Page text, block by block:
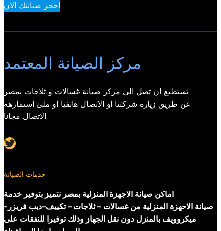
احجز صيانتك الان
مركز الصيانة المعتمد
تستطيع ان تصل الي مركز صيانة غسالات و ثلاجات بمصر
عن طريق زياره شركتنا او الاتصال هاتفيا او ملئ استمارهه
الاتصال مجانا
Twitter
خدمات الصيانة
اماكن صيانة الاجهزة المنزلية بمصر نتميز بتوفير خدمة
صيانة الاجهزة المنزلية من غسالات – ثلاجات – تكييف–ديب فريزر-
ميكروويف بالمنزل دون نقل الجهاز وذلك توفيرا للنفقات على